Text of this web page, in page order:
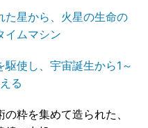
た星から、火星の生命の
イムマシン
使し、宇宙誕生から1～
る
粋を集めて造られた、